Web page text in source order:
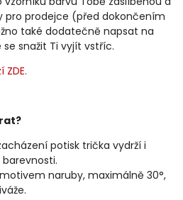
pro prodejce (před dokončením
také dodatečně napsat na
se snažit Ti vyjít vstříc.
potisk trička vydrží i
naruby, maximálně 30°,